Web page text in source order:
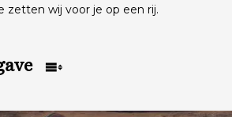
zetten wij voor je op een rij.